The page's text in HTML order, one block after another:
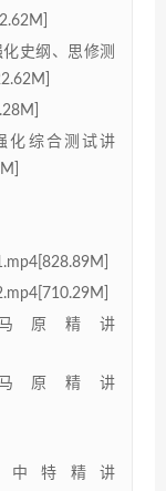
史纲、思修测
化综合测试讲
马原精讲
马原精讲
中特精讲